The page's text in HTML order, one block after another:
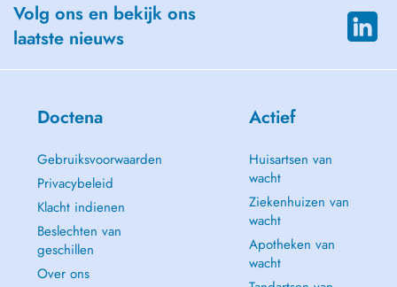
Volg ons en bekijk ons
laatste nieuws
Doctena
Gebruiksvoorwaarden
Privacybeleid
Klacht indienen
Beslechten van
geschillen
Over ons
Actief
Huisartsen van
wacht
Ziekenhuizen van
wacht
Apotheken van
wacht